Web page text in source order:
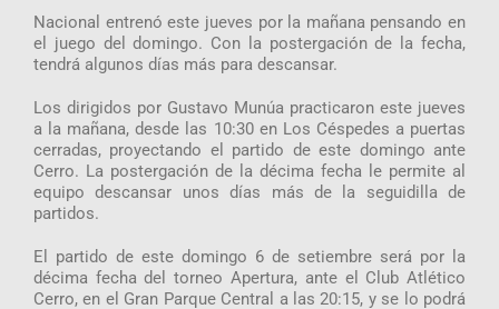
Nacional entrenó este jueves por la mañana pensando en
el juego del domingo. Con la postergación de la fecha,
tendrá algunos días más para descansar.
Los dirigidos por Gustavo Munúa practicaron este jueves
a la mañana, desde las 10:30 en Los Céspedes a puertas
cerradas, proyectando el partido de este domingo ante
Cerro. La postergación de la décima fecha le permite al
equipo descansar unos días más de la seguidilla de
partidos.
El partido de este domingo 6 de setiembre será por la
décima fecha del torneo Apertura, ante el Club Atlético
Cerro, en el Gran Parque Central a las 20:15, y se lo podrá